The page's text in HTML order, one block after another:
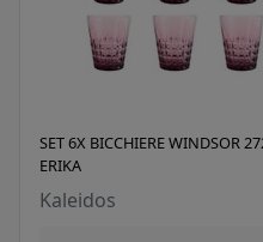
SET 6X BICCHIERE WINDSOR
ERIKA
Kaleidos